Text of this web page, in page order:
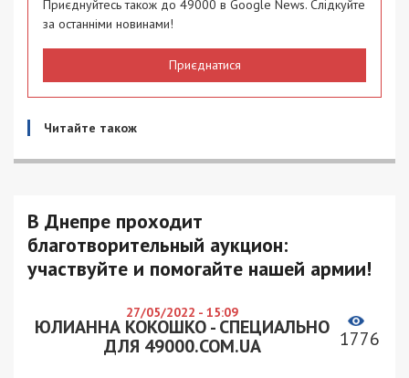
Приєднуйтесь також до 49000 в Google News. Слідкуйте
за останніми новинами!
Приєднатися
Читайте також
В Днепре проходит
благотворительный аукцион:
участвуйте и помогайте нашей армии!
27/05/2022 - 15:09
ЮЛИАННА КОКОШКО - СПЕЦИАЛЬНО
ДЛЯ 49000.COM.UA
1776